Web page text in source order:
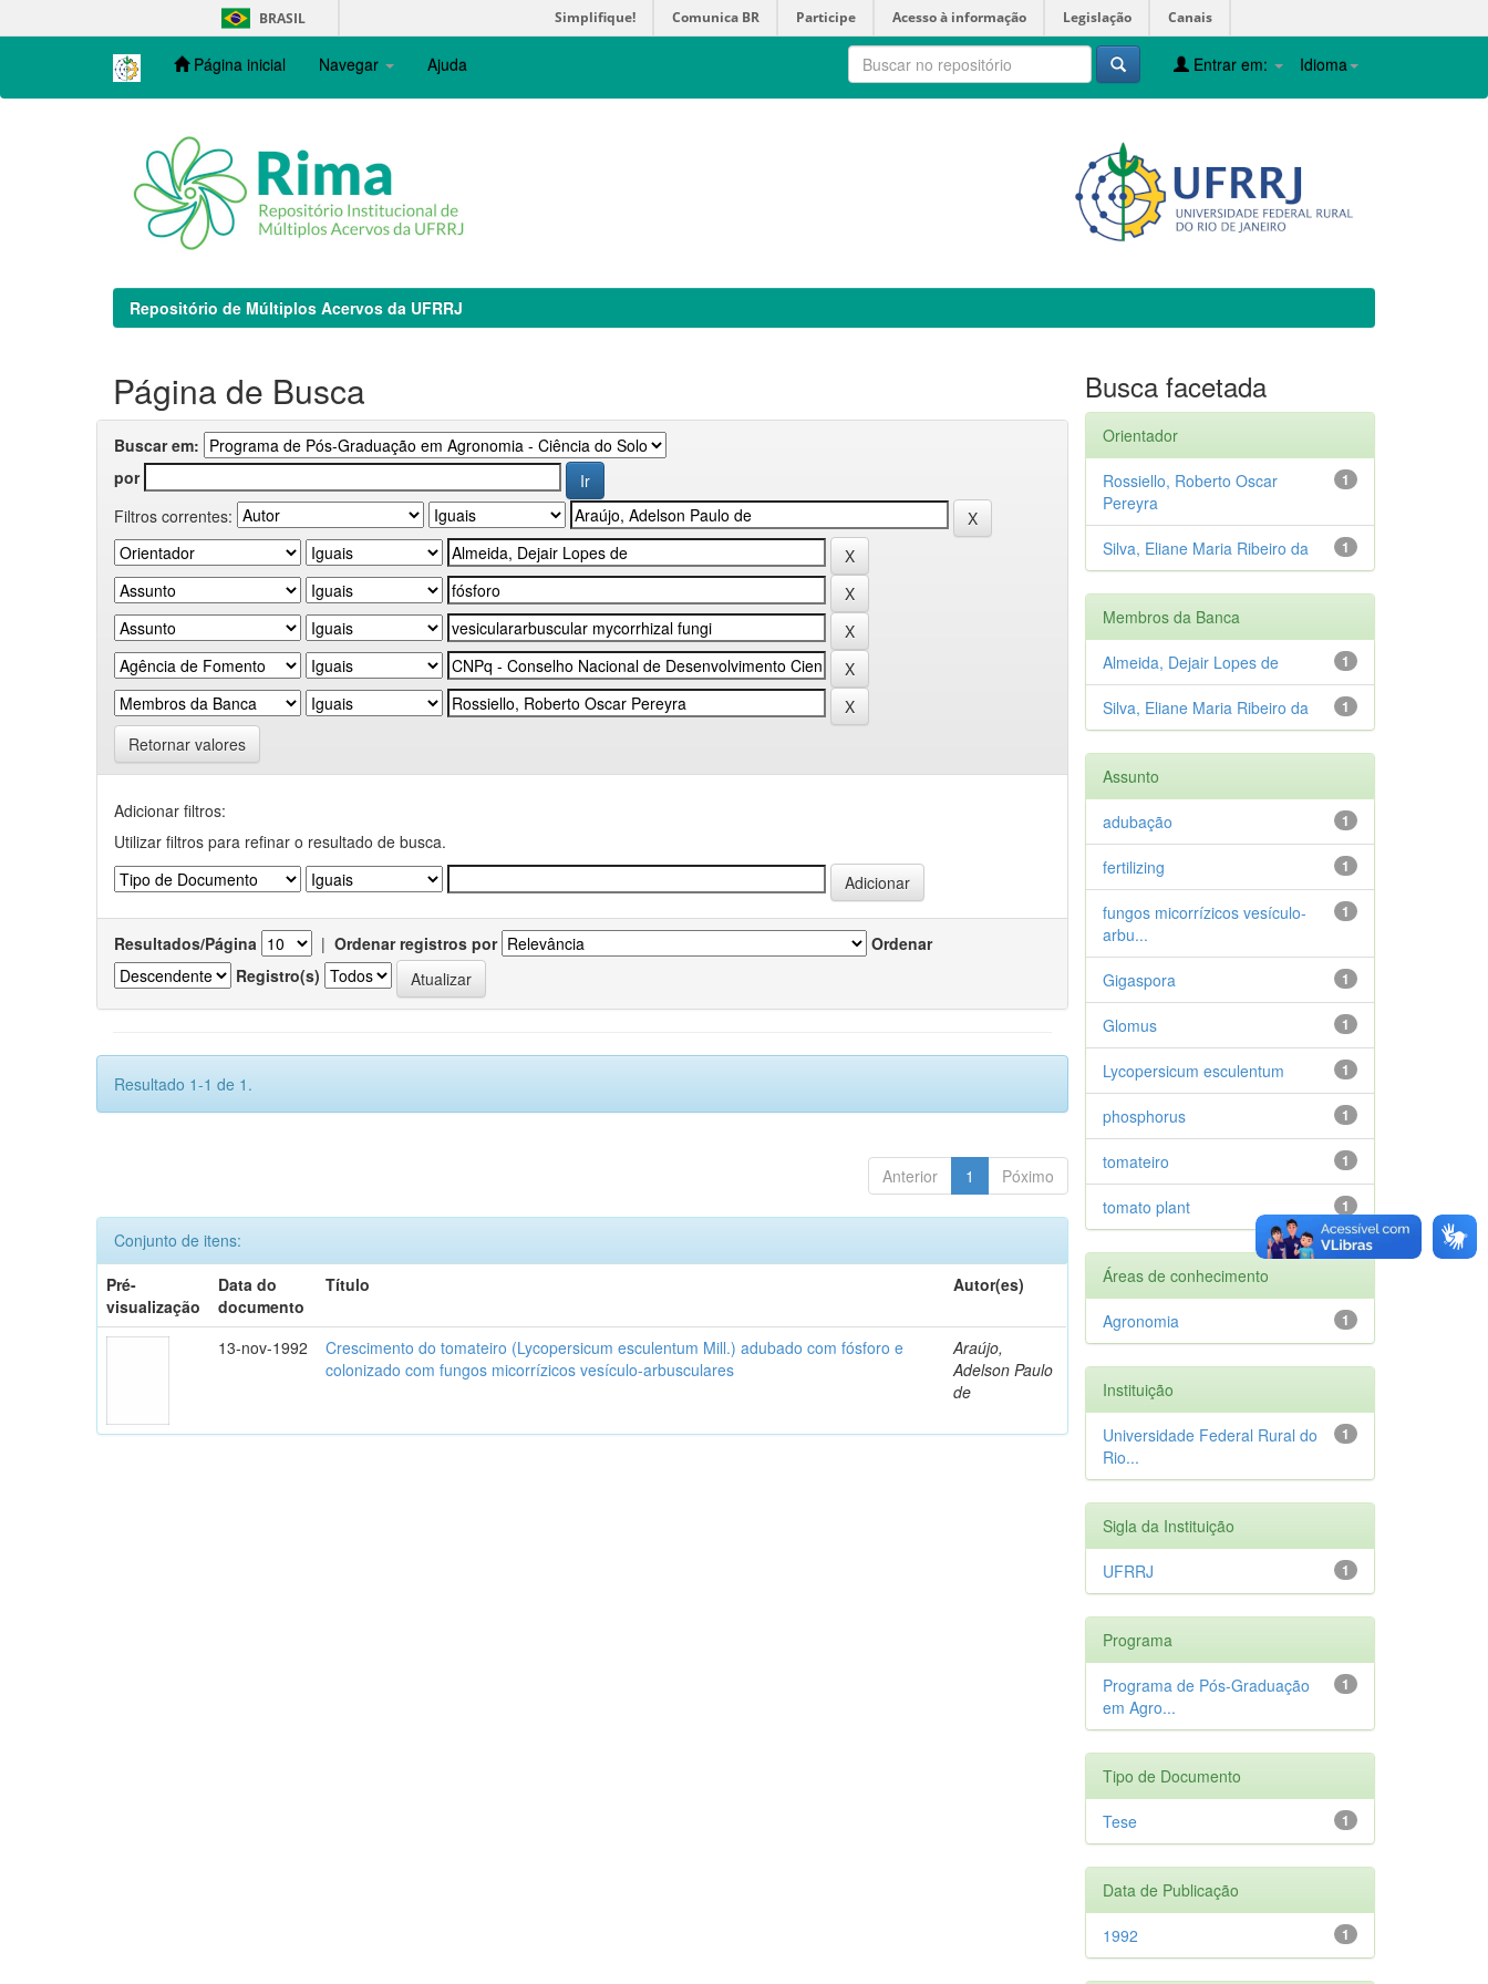
navigation
BRASIL Simplifique! Comunica BR Participe Acesso à informação Legislação Canais
Página inicial Navegar Ajuda Idioma
Entrar em:
Repositório de Múltiplos Acervos da UFRRJ
Página de Busca
Buscar em:
por
Filtros correntes:
Retornar valores
Adicionar filtros:
Utilizar filtros para refinar o resultado de busca.
Resultados/Página | Ordenar registros por
Ordenar
Registro(s)
Resultado 1-1 de 1.
Anterior 1 Póximo
Conjunto de itens:
Pré-
visualização
Data do
documento
Título Autor(es)
13-nov-1992
Crescimento do tomateiro (Lycopersicum esculentum Mill.) adubado com fósforo e
colonizado com fungos micorrízicos vesículo-arbusculares
Araújo,
Adelson Paulo
de
Busca facetada
Orientador
1
Rossiello, Roberto Oscar
Pereyra
1
Silva, Eliane Maria Ribeiro da
Membros da Banca
1
Almeida, Dejair Lopes de
1
Silva, Eliane Maria Ribeiro da
Assunto
1
adubação
1
fertilizing
1
fungos micorrízicos vesículo-
arbu...
1
Gigaspora
1
Glomus
1
Lycopersicum esculentum
1
phosphorus
1
tomateiro
1
tomato plant
Áreas de conhecimento
1
Agronomia
Instituição
1
Universidade Federal Rural do
Rio...
Sigla da Instituição
1
UFRRJ
Programa
1
Programa de Pós-Graduação
em Agro...
Tipo de Documento
1
Tese
Data de Publicação
1
1992